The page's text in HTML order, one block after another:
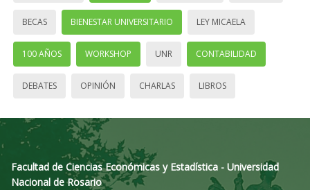
BECAS BIENESTAR UNIVERSITARIO LEY MICAELA
100 AÑOS WORKSHOP UNR CONTABILIDAD
DEBATES OPINIÓN CHARLAS LIBROS
Facultad de Ciencias Económicas y Estadística - Universidad
Nacional de Rosario